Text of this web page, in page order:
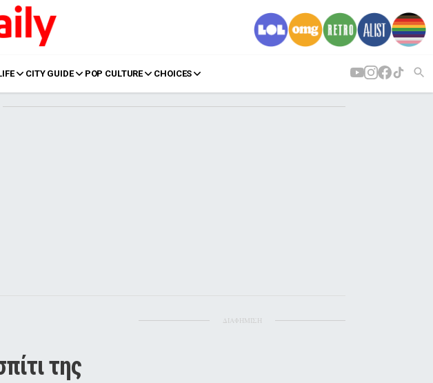
CITY GUIDE POP CULTURE CHOICES
της
ΔΙΑΦΗΜΙΣΗ